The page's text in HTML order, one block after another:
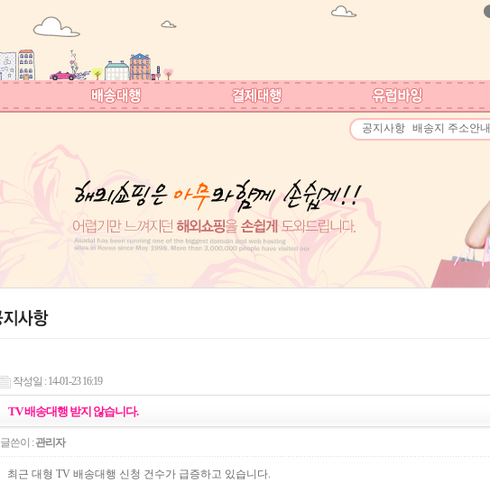
공지사항 배송지 주소안내
작성일 : 14-01-23 16:19
TV 배송대행 받지 않습니다.
글쓴이 : 관리자
최근 대형 TV 배송대행 신청 건수가 급증하고 있습니다.